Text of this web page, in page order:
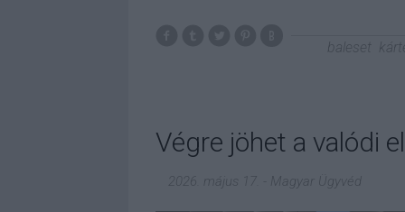
baleset
Végre jöhet a valódi
2026. május 17. Magyar Ügyvéd